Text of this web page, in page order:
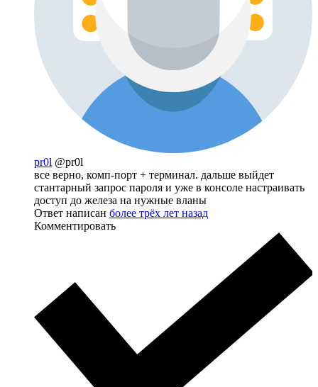
pr0l @pr0l
все верно, комп-порт + терминал. дальше выйдет
стантарный запрос пароля и уже в консоле настраивать
доступ до железа на нужные вланы
Ответ написан более трёх лет назад
Комментировать